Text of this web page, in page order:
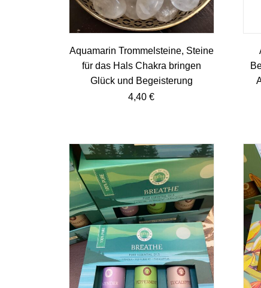
Aquamarin Trommelsteine, Steine
für das Hals Chakra bringen
Glück und Begeisterung
4,40€